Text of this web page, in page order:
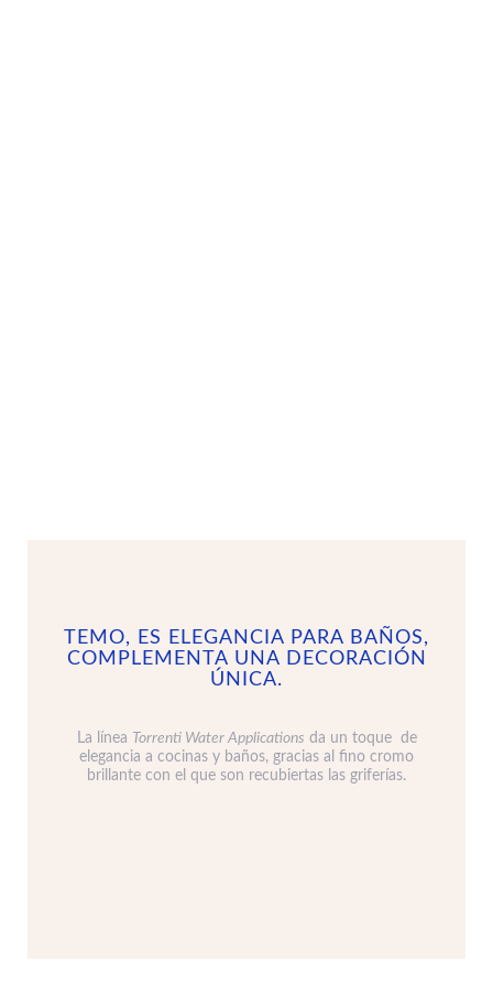
TEMO, ES ELEGANCIA PARA BAÑOS,
COMPLEMENTA UNA DECORACIÓN
ÚNICA.
La línea Torrenti Water Applications da un toque de
elegancia a cocinas y baños, gracias al fino cromo
brillante con el que son recubiertas las griferías.